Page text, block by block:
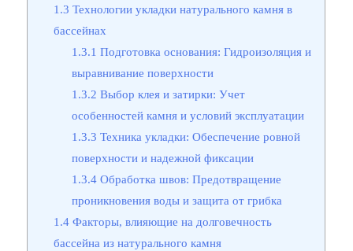
1.3 Технологии укладки натурального камня в
бассейнах
1.3.1 Подготовка основания: Гидроизоляция и
выравнивание поверхности
1.3.2 Выбор клея и затирки: Учет
особенностей камня и условий эксплуатации
1.3.3 Техника укладки: Обеспечение ровной
поверхности и надежной фиксации
1.3.4 Обработка швов: Предотвращение
проникновения воды и защита от грибка
1.4 Факторы, влияющие на долговечность
бассейна из натурального камня